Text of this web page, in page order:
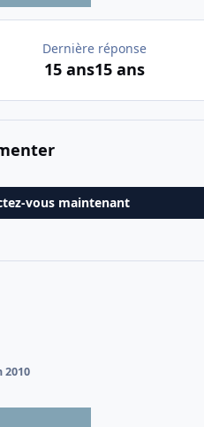
Dernière réponse
15 ans15 ans
vous maintenant
2010